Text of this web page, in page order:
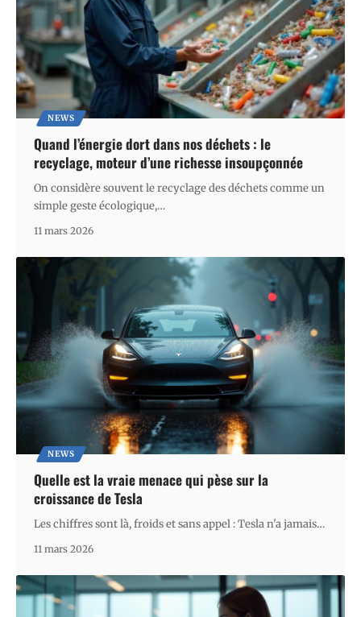
NEWS
Quand l’énergie dort dans nos déchets : le
recyclage, moteur d’une richesse insoupçonnée
On considère souvent le recyclage des déchets comme un
simple geste écologique,…
11 mars 2026
NEWS
Quelle est la vraie menace qui pèse sur la
croissance de Tesla
Les chiffres sont là, froids et sans appel : Tesla n'a jamais…
11 mars 2026